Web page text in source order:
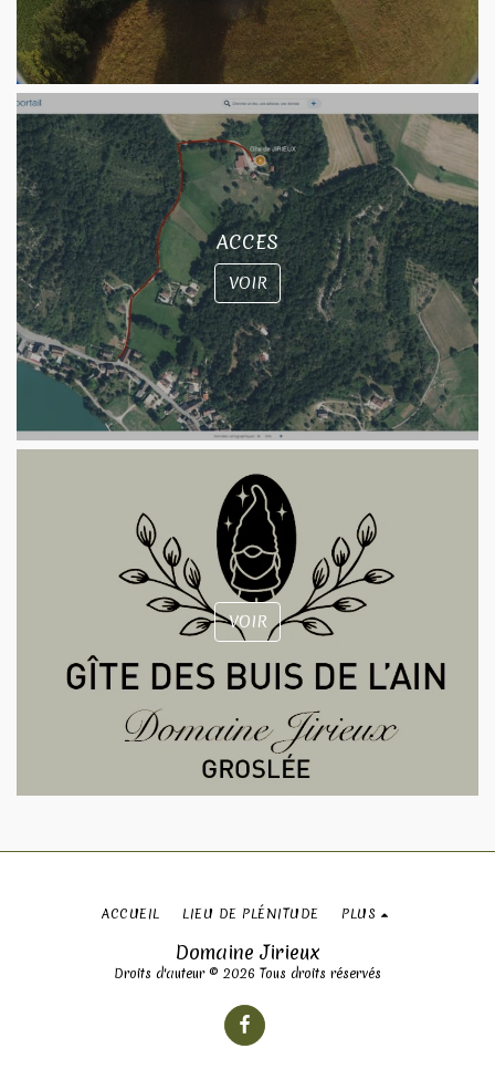
ACCES
VOIR
VOIR
Domaine Jirieux
Droits d'auteur © 2026 Tous droits réservés
ACCUEIL LIEU DE PLÉNITUDE PLUS